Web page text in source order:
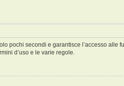
pochi secondi e garantisce l’accesso alle
d’uso e le varie regole.